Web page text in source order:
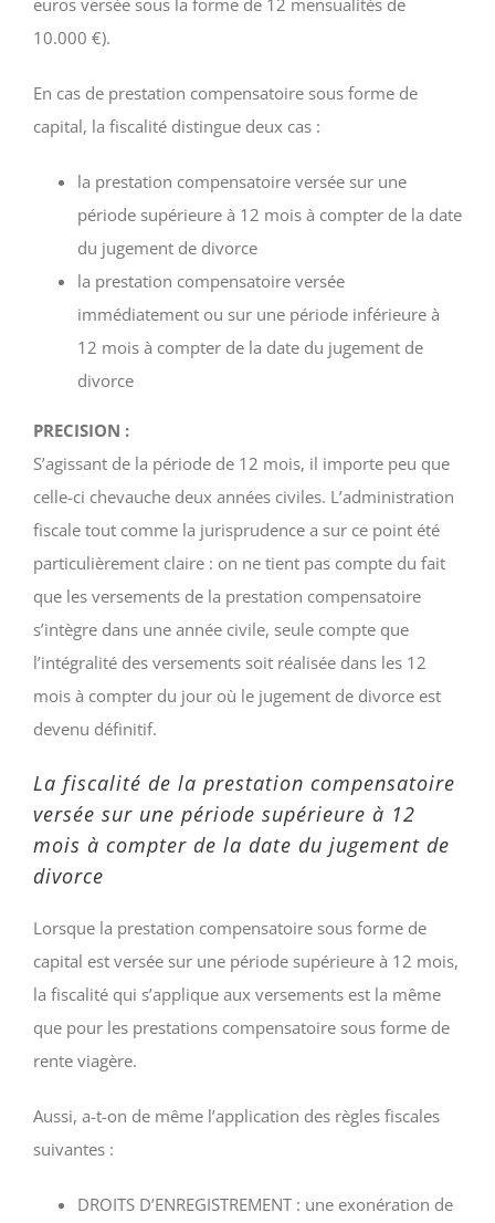
10.000 €).
En cas de prestation compensatoire sous forme de
capital, la fiscalité distingue deux cas :
la prestation compensatoire versée sur une
période supérieure à 12 mois à compter de la date
du jugement de divorce
la prestation compensatoire versée
immédiatement ou sur une période inférieure à
12 mois à compter de la date du jugement de
divorce
PRECISION :
S’agissant de la période de 12 mois, il importe peu que
celle-ci chevauche deux années civiles. L’administration
fiscale tout comme la jurisprudence a sur ce point été
particulièrement claire : on ne tient pas compte du fait
que les versements de la prestation compensatoire
s’intègre dans une année civile, seule compte que
l’intégralité des versements soit réalisée dans les 12
mois à compter du jour où le jugement de divorce est
devenu définitif.
La fiscalité de la prestation compensatoire
versée sur une période supérieure à 12
mois à compter de la date du jugement de
divorce
Lorsque la prestation compensatoire sous forme de
capital est versée sur une période supérieure à 12 mois,
la fiscalité qui s’applique aux versements est la même
que pour les prestations compensatoire sous forme de
rente viagère.
Aussi, a-t-on de même l’application des règles fiscales
suivantes :
DROITS D’ENREGISTREMENT : une exonération de